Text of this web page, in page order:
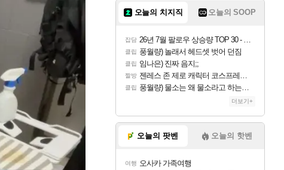
오늘의 치지직 오늘의 SOOP
잡담 26년 7월 팔로우 상승량 TOP 30 - 월간 치지직
클립 풍월량) 놀래서 헤드셋 벗어 던짐
클립 임나은) 진짜 음지;;
짤방 젠레스 존 제로 캐릭터 코스프레한 꽁주
클립 풍월량) 물소는 왜 물소라고 하는거야? 아! 그만 ㅋㅋ 알았어 ㅋㅋ
더보기+
오늘의 팟벤 오늘의 핫벤
여행 오사카 가족여행